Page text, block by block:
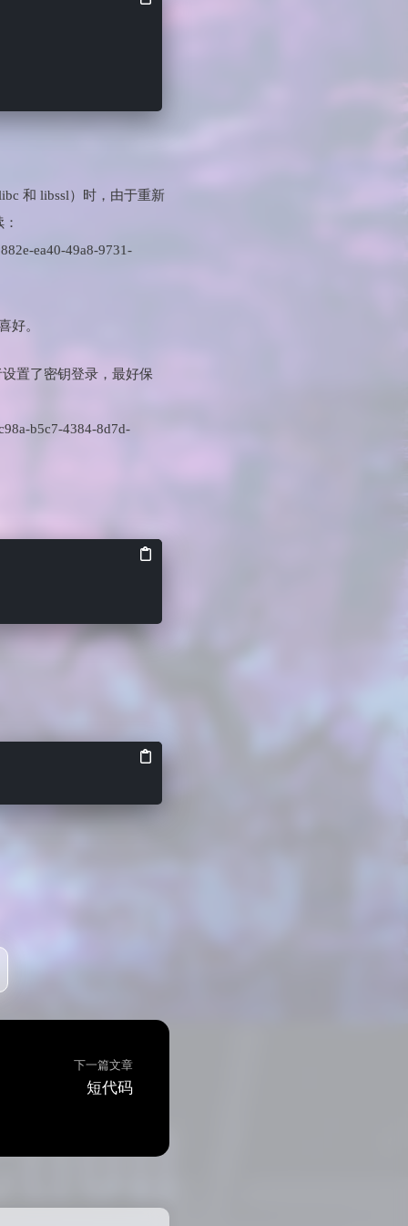
和 libssl）时，由于重新
ea40-49a8-9731-
好。
置了密钥登录，最好保
b5c7-4384-8d7d-
下一篇文章
短代码